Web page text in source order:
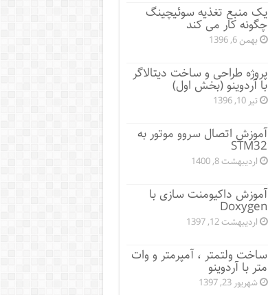
یک منبع تغذیه سوئیچینگ
چگونه کار می کند
بهمن 6, 1396
پروژه طراحی و ساخت دیتالاگر
با آردوینو (بخش اول)
تیر 10, 1396
آموزش اتصال سروو موتور به
STM32
اردیبهشت 8, 1400
آموزش داکیومنت سازی با
Doxygen
اردیبهشت 12, 1397
ساخت ولتمتر ، آمپرمتر و وات
متر با آردوینو
شهریور 23, 1397